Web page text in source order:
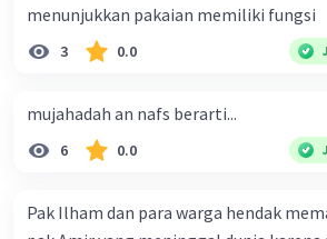
menunjukkan pakaian memiliki fungsi
3 0.0
mujahadah an nafs berarti...
6 0.0
Pak Ilham dan para warga hendak